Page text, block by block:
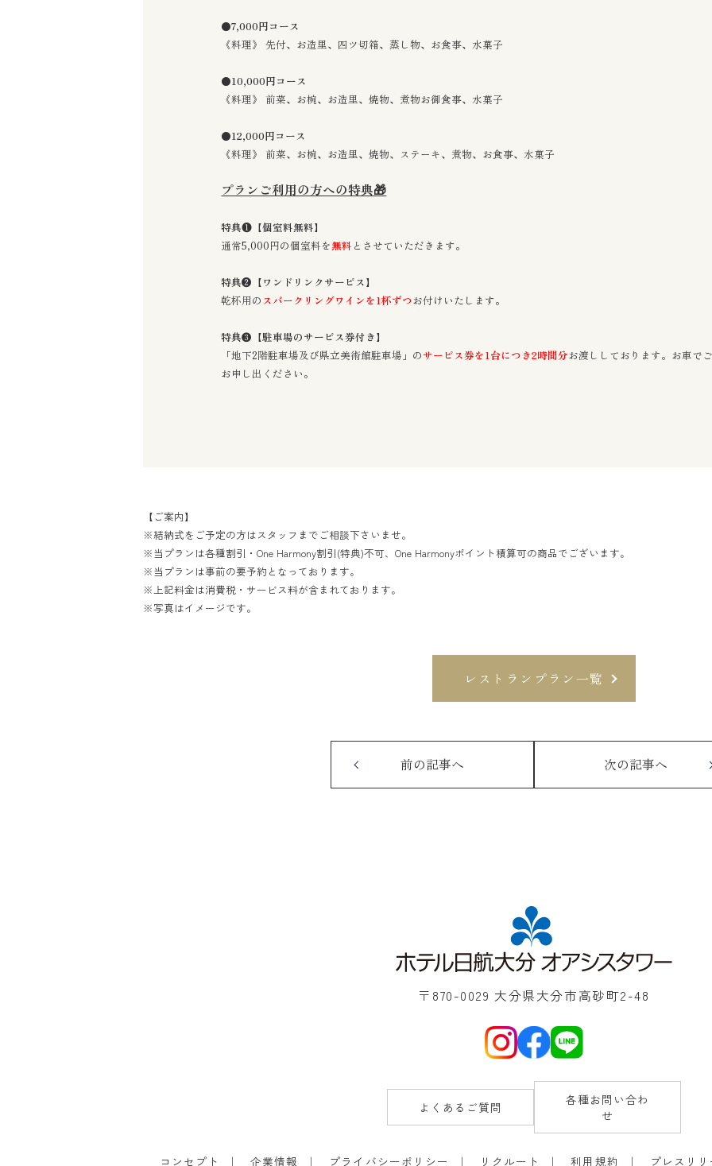
●7,000円コース
《料理》 先付、お造里、四ツ切箱、蒸し物、お食事、水菓子
●10,000円コース
《料理》 前菜、お椀、お造里、焼物、煮物お御食事、水菓子
●12,000円コース
《料理》 前菜、お椀、お造里、焼物、ステーキ、煮物、お食事、水菓子
プランご利用の方への特典🎁
特典❶【個室料無料】
通常5,000円の個室料を無料 とさせていただきます。
特典❷【ワンドリンクサービス】
乾杯用のスパークリングワインを1杯ずつお付けいたします。
特典❸【駐車場のサービス券付き】
「地下2階駐車場及び県立美術館駐車場」のサービス券を1台につき2時間分お渡ししております。お車で
お申し出ください。
【ご案内】
※結納式をご予定の方はスタッフまでご相談下さいませ。
※当プランは各種割引・One Harmony割引(特典)不可、One Harmonyポイント積算可の商品でございます。
※当プランは事前の要予約となっております。
※上記料金は消費税・サービス料が含まれております。
※写真はイメージです。
レストランプラン一覧
前の記事へ 次の記事へ
〒870-0029 大分県大分市高砂町2-48
よくあるご質問
各種お問い合わ
せ
コンセプト 企業情報 プライバシーポリシー リクルート 利用規約 プレスリリ